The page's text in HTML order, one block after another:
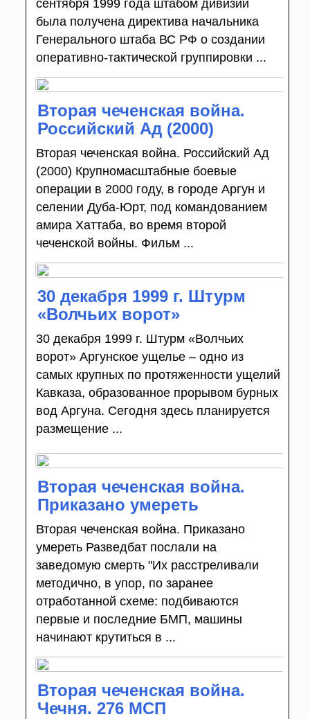
сентября 1999 года штабом дивизии
была получена директива начальника
Генерального штаба ВС РФ о создании
оперативно-тактической группировки ...
Вторая чеченская война.
Российский Ад (2000)
Вторая чеченская война. Российский Ад
(2000) Крупномасштабные боевые
операции в 2000 году, в городе Аргун и
селении Дуба-Юрт, под командованием
амира Хаттаба, во время второй
чеченской войны. Фильм ...
30 декабря 1999 г. Штурм
«Волчьих ворот»
30 декабря 1999 г. Штурм «Волчьих
ворот» Аргунское ущелье – одно из
самых крупных по протяженности ущелий
Кавказа, образованное прорывом бурных
вод Аргуна. Сегодня здесь планируется
размещение ...
Вторая чеченская война.
Приказано умереть
Вторая чеченская война. Приказано
умереть Разведбат послали на
заведомую смерть "Их расстреливали
методично, в упор, по заранее
отработанной схеме: подбиваются
первые и последние БМП, машины
начинают крутиться в ...
Вторая чеченская война.
Чечня. 276 МСП